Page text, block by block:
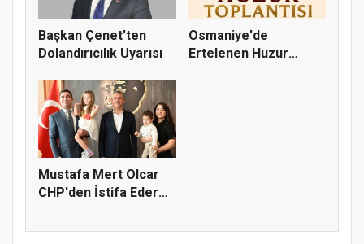
Başkan Çenet’ten
Dolandırıcılık Uyarısı
Osmaniye'de
Ertelenen Huzur
Mustafa Mert Olcar
CHP'den İstifa Ederek